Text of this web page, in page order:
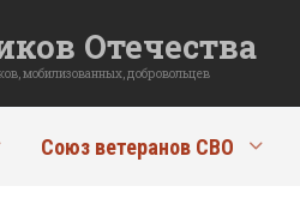
Отечества
мобилизованных, добровольцев
Союз ветеранов СВО